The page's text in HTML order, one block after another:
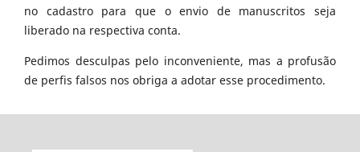
no cadastro para que o envio de manuscritos seja
liberado na respectiva conta.
Pedimos desculpas pelo inconveniente, mas a profusão
de perfis falsos nos obriga a adotar esse procedimento.